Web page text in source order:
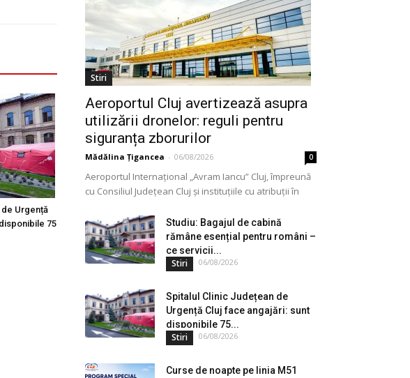
Urgență
75
Stiri
Aeroportul Cluj avertizează asupra
utilizării dronelor: reguli pentru
siguranța zborurilor
Mădălina Țigancea - 06/08/2026 0
Aeroportul Internațional „Avram Iancu” Cluj, împreună
cu Consiliul Județean Cluj și instituțiile cu atribuții în
utilizarea...
Studiu: Bagajul de cabină
rămâne esențial pentru români –
ce servicii...
Stiri 06/08/2026
Spitalul Clinic Județean de
Urgență Cluj face angajări: sunt
disponibile 75...
Stiri 06/08/2026
Curse de noapte pe linia M51